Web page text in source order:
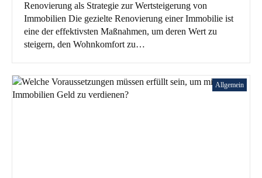
Renovierung als Strategie zur Wertsteigerung von
Immobilien Die gezielte Renovierung einer Immobilie ist
eine der effektivsten Maßnahmen, um deren Wert zu
steigern, den Wohnkomfort zu…
Allgemein